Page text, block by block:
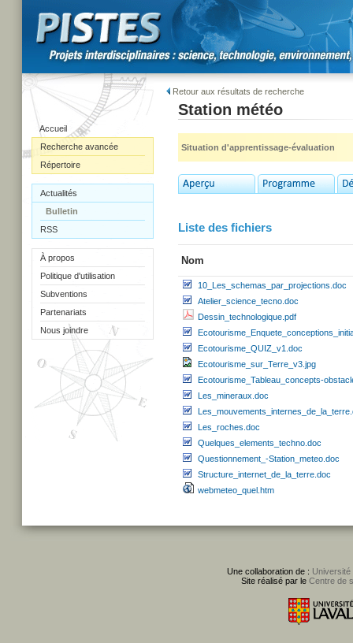
Accueil
Recherche avancée
Répertoire
Actualités
Bulletin
RSS
À propos
Politique d'utilisation
Subventions
Partenariats
Nous joindre
Retour aux résultats de recherche
Station météo
Situation d'apprentissage-évaluation
Liste des fichiers
Nom
10_Les_schemas_par_projections.doc
Atelier_science_tecno.doc
Dessin_technologique.pdf
Ecotourisme_QUIZ_v1.doc
Ecotourisme_sur_Terre_v3.jpg
Ecotourisme_Tableau_concepts-
Les_mineraux.doc
Les_roches.doc
Quelques_elements_techno.doc
Questionnement_-Station_meteo.doc
Structure_internet_de_la_terre.doc
webmeteo_quel.htm
Une collaboration de : Université
Site réalisé par le Centre de